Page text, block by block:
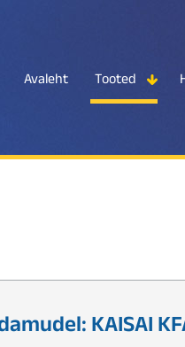
Avaleht Tooted
KAISAI